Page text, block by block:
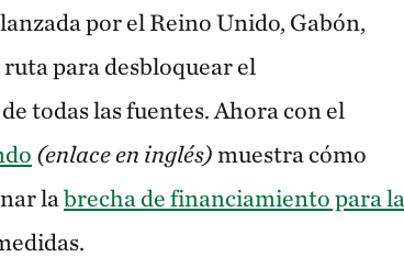
por el Reino Unido, Gabón,
para desbloquear el
todas las fuentes. Ahora con el
(enlace en inglés)muestra cómo
la brecha de financiamiento para la